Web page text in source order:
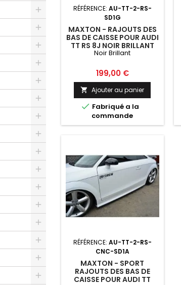
RÉFÉRENCE: AU-TT-2-RS-
SD1G
MAXTON - RAJOUTS DES
BAS DE CAISSE POUR AUDI
TT RS 8J NOIR BRILLANT
Noir Brillant
Prix
199,00 €
 Ajouter au panier
 Fabriqué a la
commande
RÉFÉRENCE: AU-TT-2-RS-
CNC-SD1A
MAXTON - SPORT
RAJOUTS DES BAS DE
CAISSE POUR AUDI TT